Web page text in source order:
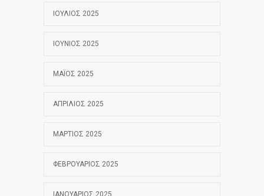
ΙΟΎΛΙΟΣ 2025
ΙΟΎΝΙΟΣ 2025
ΜΆΙΟΣ 2025
ΑΠΡΊΛΙΟΣ 2025
ΜΆΡΤΙΟΣ 2025
ΦΕΒΡΟΥΆΡΙΟΣ 2025
ΙΑΝΟΥΆΡΙΟΣ 2025